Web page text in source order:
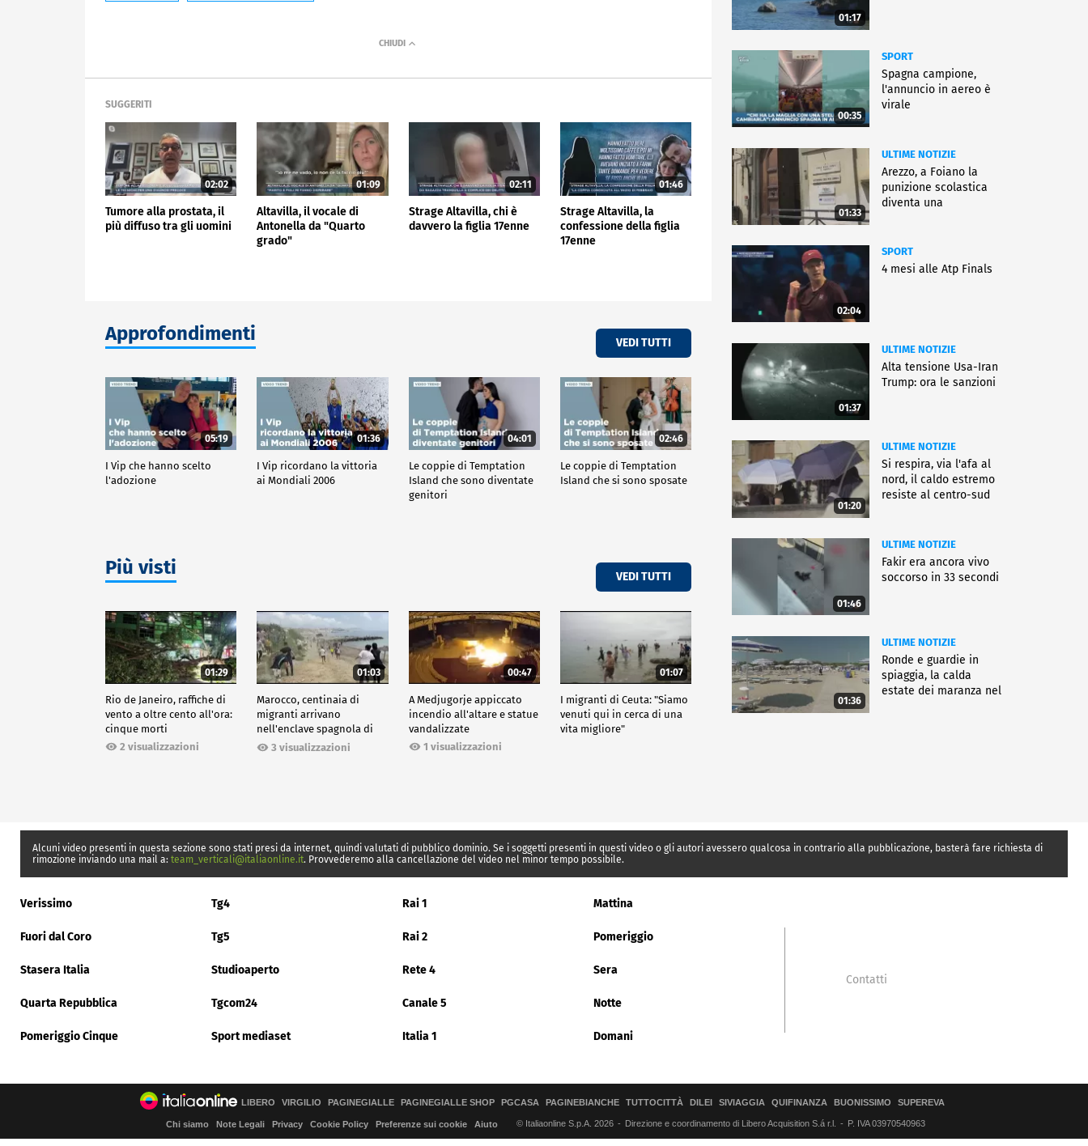
SUGGERITI
02:02
Tumore alla prostata, il
più diffuso tra gli uomini
01:09
Altavilla, il vocale di
Antonella da "Quarto
grado"
02:11
Strage Altavilla, chi è
davvero la figlia 17enne
01:46
Strage Altavilla, la
confessione della figlia
17enne
Approfondimenti VEDI TUTTI
05:19
I Vip che hanno scelto
l'adozione
01:36
I Vip ricordano la vittoria
ai Mondiali 2006
04:01
Le coppie di Temptation
Island che sono diventate
genitori
02:46
Le coppie di Temptation
Island che si sono sposate
Più visti VEDI TUTTI
01:29
Rio de Janeiro, raffiche di
vento a oltre cento all'ora:
cinque morti
2 visualizzazioni
01:03
Marocco, centinaia di
migranti arrivano
nell'enclave spagnola di
Ceuta3 visualizzazioni
00:47
A Medjugorje appiccato
incendio all'altare e statue
vandalizzate
1 visualizzazioni
01:07
I migranti di Ceuta: "Siamo
venuti qui in cerca di una
vita migliore"
01:17
00:35
SPORT
Spagna campione,
l'annuncio in aereo è
virale
01:33
ULTIME NOTIZIE
Arezzo, a Foiano la
punizione scolastica
diventa una
02:04
SPORT
4 mesi alle Atp Finals
01:37
ULTIME NOTIZIE
Alta tensione Usa-Iran
Trump: ora le sanzioni
01:20
ULTIME NOTIZIE
Si respira, via l'afa al
nord, il caldo estremo
resiste al centro-sud
01:46
ULTIME NOTIZIE
Fakir era ancora vivo
soccorso in 33 secondi
01:36
ULTIME NOTIZIE
Ronde e guardie in
spiaggia, la calda
estate dei maranza nel
Alcuni video presenti in questa sezione sono stati presi da internet, quindi valutati di pubblico dominio. Se i soggetti presenti in questi video o gli autori avessero qualcosa in contrario alla pubblicazione, basterà fare richiesta di
rimozione inviando una mail a: team_verticali@italiaonline.it. Provvederemo alla cancellazione del video nel minor tempo possibile.
Verissimo Tg4 Rai 1 Mattina
Fuori dal Coro Tg5 Rai 2 Pomeriggio
Stasera Italia Studioaperto Rete 4 Sera
Quarta Repubblica Tgcom24 Canale 5 Notte
Pomeriggio Cinque Sport mediaset Italia 1 Domani
Contatti
LIBERO VIRGILIO PAGINEGIALLE PAGINEGIALLE SHOP PGCASA PAGINEBIANCHE TUTTOCITTÀ DILEI SIVIAGGIA QUIFINANZA BUONISSIMO SUPEREVA
Chi siamo Note Legali Privacy Cookie Policy Preferenze sui cookie Aiuto © Italiaonline S.p.A. 2026 Direzione e coordinamento di Libero Acquisition S.á r.l. P. IVA 03970540963